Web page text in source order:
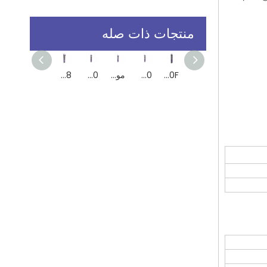
منتجات ذات صله
AS38 مانعة للتسرب من صانع الحشيش عالية درجة الحرارة للسيارات 100 ٪ سيليكون عالي الأداء الأسيتوكسي علاج مانع التسرب ، واضحة للغاية ، أسود مواد مانعات للتسرب السيليكون عالية الجودة AA750 لسبائك الزجاج والألومنيوم 310 مل من خرطوشة AA400 علاج الأسيتوكسي علاج الأسيتوكسي سلكبون لسبائك الزجاج والألومنيوم AA500F الغرض العام أسيتوكسي علاج سائل السيليكون